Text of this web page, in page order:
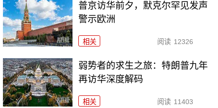
普京访华前夕，默克尔罕见发声
警示欧洲
相关 阅读 12326
弱势者的求生之旅：特朗普九年
再访华深度解码
相关 阅读 11403